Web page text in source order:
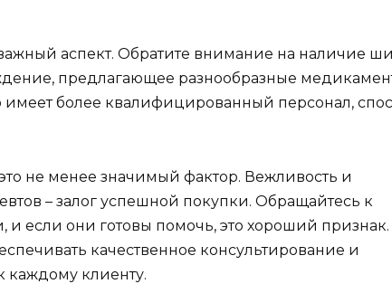
аспект. Обратите внимание на наличие
предлагающее разнообразные
имеет более квалифицированный персонал,
не менее значимый фактор. Вежливость и
– залог успешной покупки. Обращайтесь к
и если они готовы помочь, это хороший признак.
качественное консультирование и
клиенту.